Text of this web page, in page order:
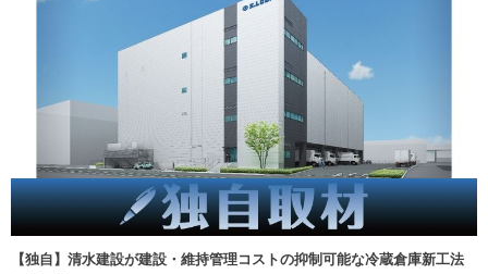
【独自】清水建設が建設・維持管理コストの抑制可能な冷蔵倉庫新工法